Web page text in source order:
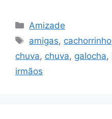
Categorias
Amizade
Tags
amigas, cachorrinho
chuva, chuva, galocha,
irmãos